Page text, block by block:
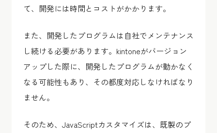
て、開発には時間とコストがかかります。
また、開発したプログラムは自社でメンテナンス
し続ける必要があります。kintoneがバージョン
アップした際に、開発したプログラムが動かなく
なる可能性もあり、その都度対応しなければなり
ません。
そのため、JavaScriptカスタマイズは、既製のプ